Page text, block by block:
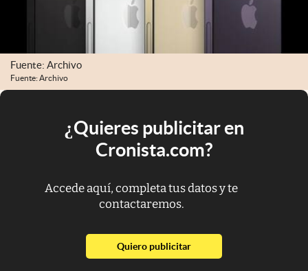
Fuente: Archivo
Fuente: Archivo
¿Quieres publicitar en
Cronista.com?
Accede aquí, completa tus datos y te
contactaremos.
Quiero publicitarabre en nueva pestaña